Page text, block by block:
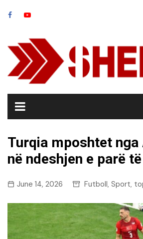
Turqia mposhtet
në ndeshjen e parë
June 14, 2026 Futboll, Sport,